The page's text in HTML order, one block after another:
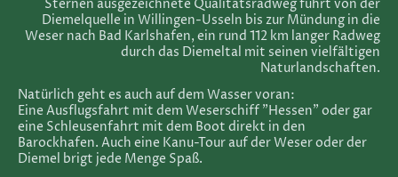
Sternen ausgezeichnete Qualitätsradweg führt von der
Diemelquelle in Willingen-Usseln bis zur Mündung in die
Weser nach Bad Karlshafen, ein rund 112 km langer Radweg
durch das Diemeltal mit seinen vielfältigen
Naturlandschaften.
Natürlich geht es auch auf dem Wasser voran:
Eine Ausflugsfahrt mit dem Weserschiff "Hessen" oder gar
eine Schleusenfahrt mit dem Boot direkt in den
Barockhafen. Auch eine Kanu-Tour auf der Weser oder der
Diemel brigt jede Menge Spaß.